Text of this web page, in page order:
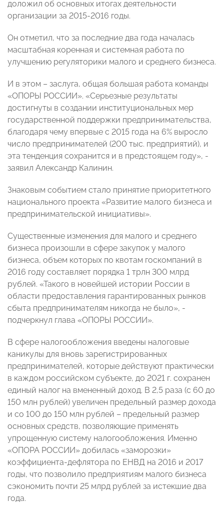
доложил об основных итогах деятельности
организации за 2015-2016 годы.
Он отметил, что за последние два года началась
масштабная коренная и системная работа по
улучшению регуляторики малого и среднего бизнеса.
И в этом – заслуга, общая большая работа команды
«ОПОРЫ РОССИИ». «Серьезные результаты
достигнуты в создании институциональных мер
государственной поддержки предпринимательства,
благодаря чему впервые с 2015 года на 6% выросло
число предпринимателей (200 тыс. предприятий), и
эта тенденция сохранится и в предстоящем году», -
заявил Александр Калинин.
Знаковым событием стало принятие приоритетного
национального проекта «Развитие малого бизнеса и
предпринимательской инициативы».
Существенные изменения для малого и среднего
бизнеса произошли в сфере закупок у малого
бизнеса, объем которых по квотам госкомпаний в
2016 году составляет порядка 1 трлн 300 млрд
рублей. «Такого в новейшей истории России в
области предоставления гарантированных рынков
сбыта предпринимателям никогда не было», -
подчеркнул глава «ОПОРЫ РОССИИ».
В сфере налогообложения введены налоговые
каникулы для вновь зарегистрированных
предпринимателей, которые действуют практически
в каждом российском субъекте, до 2021 г. сохранен
единый налог на вмененный доход. В 2,5 раза (с 60 до
150 млн рублей) увеличен предельный размер дохода
и со 100 до 150 млн рублей – предельный размер
основных средств, позволяющие применять
упрощенную систему налогообложения. Именно
«ОПОРА РОССИИ» добилась «заморозки»
коэффициента-дефлятора по ЕНВД на 2016 и 2017
годы, что позволило предприятиям малого бизнеса
сэкономить почти 25 млрд рублей за истекшие два
года.